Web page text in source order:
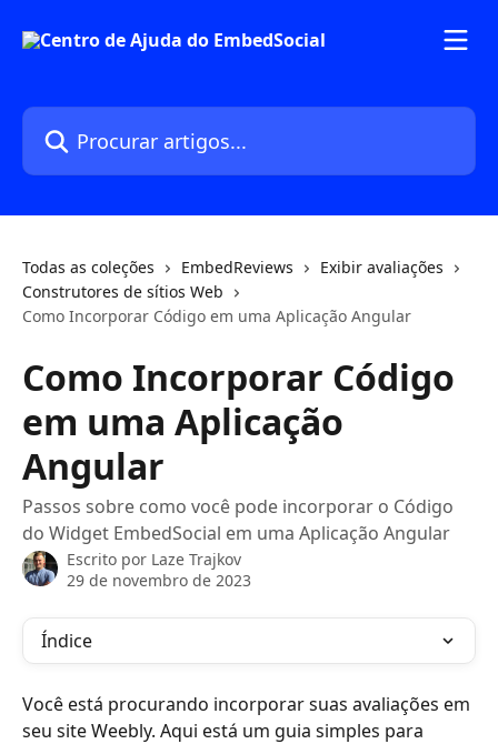
Procurar artigos...
Todas as coleções EmbedReviews
Exibir avaliações
Construtores de sítios Web
Como Incorporar Código em uma Aplicação Angular
Como Incorporar Código
em uma Aplicação
Angular
Passos sobre como você pode incorporar o Código
do Widget EmbedSocial em uma Aplicação Angular
Escrito por Laze Trajkov
29 de novembro de 2023
Índice
Você está procurando incorporar suas avaliações em
seu site Weebly. Aqui está um guia simples para